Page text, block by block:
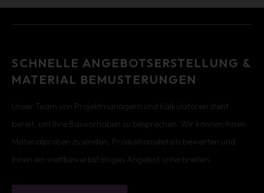
SCHNELLE ANGEBOTSERSTELLUNG &
MATERIAL BEMUSTERUNGEN
Unser Team von Projektmanagern und Kalkulatoren steht
bereit, um Ihre Bauvorhaben zu besprechen. Wir können Ihnen
Materialproben zusenden, Produktionsdetails bewerten und
Ihnen ein wettbewerbsfähiges Angebot unterbreiten.